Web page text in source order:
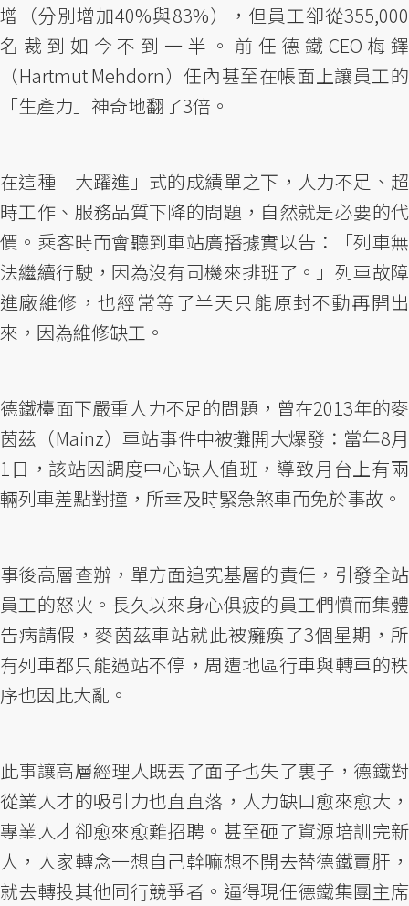
增（分別增加40%與83%），但員工卻從355,000
名裁到如今不到一半。前任德鐵CEO梅鐸
（Hartmut Mehdorn）任內甚至在帳面上讓員工的
「生產力」神奇地翻了3倍。
在這種「大躍進」式的成績單之下，人力不足、超
時工作、服務品質下降的問題，自然就是必要的代
價。乘客時而會聽到車站廣播據實以告：「列車無
法繼續行駛，因為沒有司機來排班了。」列車故障
進廠維修，也經常等了半天只能原封不動再開出
來，因為維修缺工。
德鐵檯面下嚴重人力不足的問題，曾在2013年的麥
茵茲（Mainz）車站事件中被攤開大爆發：當年8月
1日，該站因調度中心缺人值班，導致月台上有兩
輛列車差點對撞，所幸及時緊急煞車而免於事故。
事後高層查辦，單方面追究基層的責任，引發全站
員工的怒火。長久以來身心俱疲的員工們憤而集體
告病請假，麥茵茲車站就此被癱瘓了3個星期，所
有列車都只能過站不停，周遭地區行車與轉車的秩
序也因此大亂。
此事讓高層經理人既丟了面子也失了裏子，德鐵對
從業人才的吸引力也直直落，人力缺口愈來愈大，
專業人才卻愈來愈難招聘。甚至砸了資源培訓完新
人，人家轉念一想自己幹嘛想不開去替德鐵賣肝，
就去轉投其他同行競爭者。逼得現任德鐵集團主席